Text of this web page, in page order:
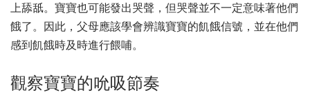
上舔舐。寶寶也可能發出哭聲，但哭聲並不一定意味著他們
餓了。因此，父母應該學會辨識寶寶的飢餓信號，並在他們
感到飢餓時及時進行餵哺。
觀察寶寶的吮吸節奏